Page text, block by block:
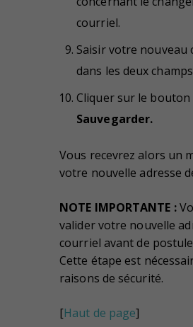
courriel.
Saisir votre nouveau
dans les deux
Cliquer sur le bouton
Sauvegarder.
Vous recevrez alors un
votre nouvelle adresse
NOTE IMPORTANTE :
valider votre nouvelle
courriel avant de
Cette étape est
raisons de sécurité.
[Haut de page]